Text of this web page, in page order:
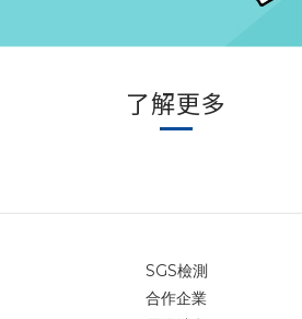
了解更多
SGS檢測
合作企業